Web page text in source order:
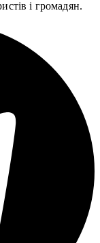
і громадян.